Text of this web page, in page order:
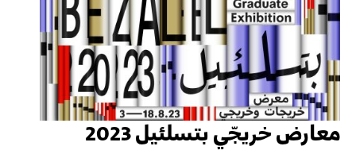
معارض خريجّي بتسلئيل 2023